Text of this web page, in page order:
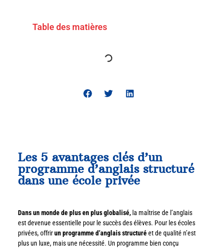
Table des matières
Les 5 avantages clés d’un
programme d’anglais structuré
dans une école privée
Dans un monde de plus en plus globalisé,la maîtrise de l’anglais
est devenue essentielle pour le succès des élèves. Pour les écoles
privées, offrirun programme d’anglais structuréet de qualité n’est
plus un luxe, mais une nécessité. Un programme bien conçu